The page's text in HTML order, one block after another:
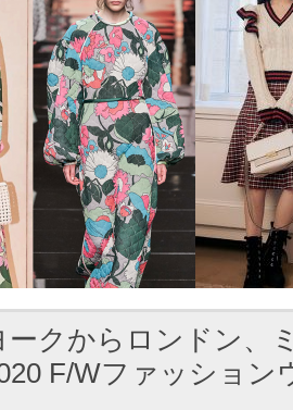
ークからロンドン、
F/Wファッション